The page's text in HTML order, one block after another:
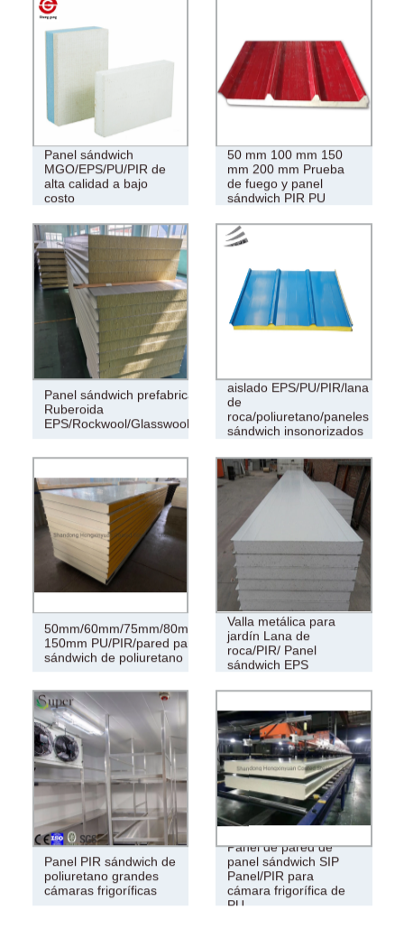
Panel sándwich
MGO/EPS/PU/PIR de
alta calidad a bajo
costo
50 mm 100 mm 150
mm 200 mm Prueba
de fuego y panel
sándwich PIR PU
Panel sándwich prefabricado,
Ruberoida
EPS/Rockwool/Glasswool/PU/PIR
aislado EPS/PU/PIR/lana
de
roca/poliuretano/paneles
sándwich insonorizados
50mm/60mm/75mm/80mm/100mm/
150mm PU/PIR/pared panel
sándwich de poliuretano
Valla metálica para
jardín Lana de
roca/PIR/ Panel
sándwich EPS
Panel PIR sándwich de
poliuretano grandes
cámaras frigoríficas
Panel de pared de
panel sándwich SIP
Panel/PIR para
cámara frigorífica de
PU